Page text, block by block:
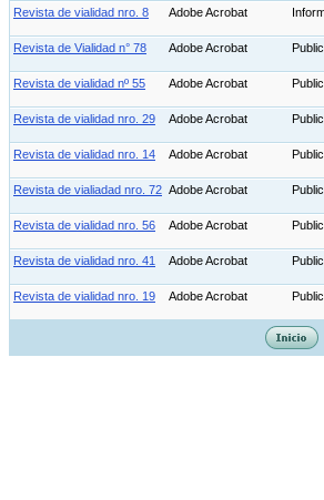
Revista de vialidad nro. 8 Adobe Acrobat
Revista de Vialidad n° 78 Adobe Acrobat
Revista de vialidad nº 55 Adobe Acrobat
Revista de vialidad nro. 29 Adobe Acrobat
Revista de vialidad nro. 14 Adobe Acrobat
Revista de vialiadad nro. 72 Adobe Acrobat
Revista de vialidad nro. 56 Adobe Acrobat
Revista de vialidad nro. 41 Adobe Acrobat
Revista de vialidad nro. 19 Adobe Acrobat